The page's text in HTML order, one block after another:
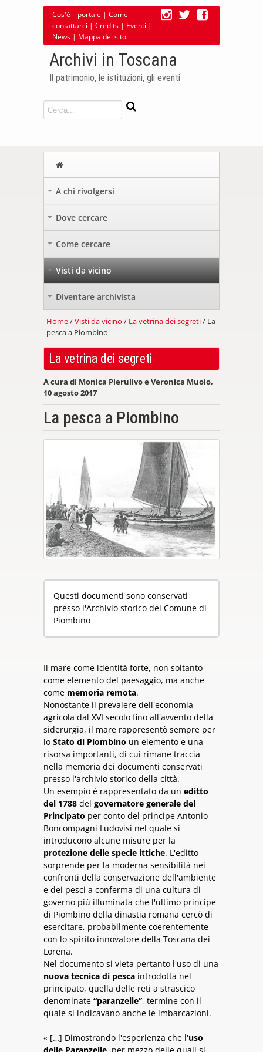
Cos'è il portale | Come
contattarci | Credits | Eventi |
News | Mappa del sito
Archivi in Toscana
Il patrimonio, le istituzioni, gli eventi
A chi rivolgersi
Dove cercare
Come cercare
Visti da vicino
Diventare archivista
Home/Visti da vicino / La vetrina dei segreti/ La
pesca a Piombino
La vetrina dei segreti
A cura di Monica Pierulivo e Veronica Muoio,
10 agosto 2017
La pesca a Piombino
Questi documenti sono conservati
presso l'Archivio storico del Comune di
Piombino
Il mare come identità forte, non soltanto
come elemento del paesaggio, ma anche
come memoria remota.
Nonostante il prevalere dell'economia
agricola dal XVI secolo fino all'avvento della
siderurgia, il mare rappresentò sempre per
lo Stato di Piombino un elemento e una
risorsa importanti, di cui rimane traccia
nella memoria dei documenti conservati
presso l'archivio storico della città.
Un esempio è rappresentato da un editto
del 1788 del governatore generale del
Principato per conto del principe Antonio
Boncompagni Ludovisi nel quale si
introducono alcune misure per la
protezione delle specie ittiche. L'editto
sorprende per la moderna sensibilità nei
confronti della conservazione dell'ambiente
e dei pesci a conferma di una cultura di
governo più illuminata che l'ultimo principe
di Piombino della dinastia romana cercò di
esercitare, probabilmente coerentemente
con lo spirito innovatore della Toscana dei
Lorena.
Nel documento si vieta pertanto l'uso di una
nuova tecnica di pesca introdotta nel
principato, quella delle reti a strascico
denominate “paranzelle”, termine con il
quale si indicavano anche le imbarcazioni.
« […] Dimostrando l'esperienza che l'uso